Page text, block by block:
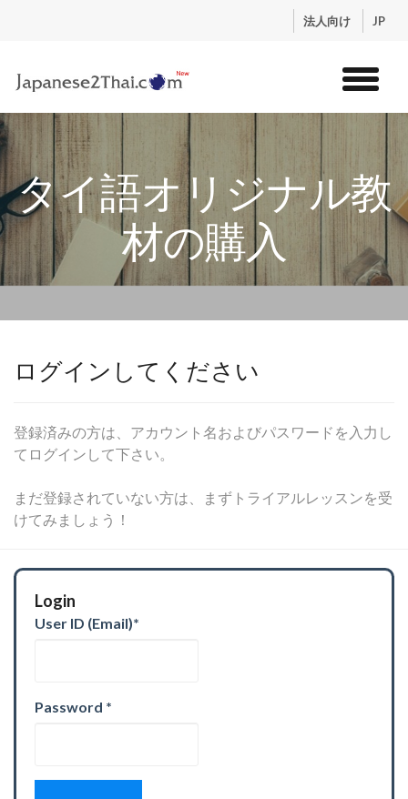
法人向け JP
トップ
サービス
コンテンツ
講師紹介
料金
お申込流れ
タイ語オリジナル教
材の購入
ログインしてください
登録済みの方は、アカウント名およびパスワードを入力し
てログインして下さい。
まだ登録されていない方は、まずトライアルレッスンを受
けてみましょう！
Login
User ID (Email)*
Password *